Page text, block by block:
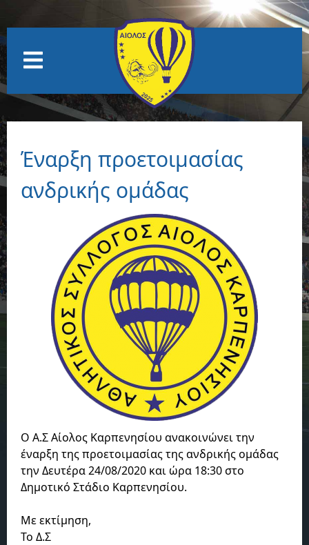
Έναρξη προετοιμασίας
ανδρικής ομάδας
Ο Α.Σ Αίολος Καρπενησίου ανακοινώνει την
έναρξη της προετοιμασίας της ανδρικής ομάδας
την Δευτέρα 24/08/2020 και ώρα 18:30 στο
Δημοτικό Στάδιο Καρπενησίου.
Με εκτίμηση,
Το Δ.Σ